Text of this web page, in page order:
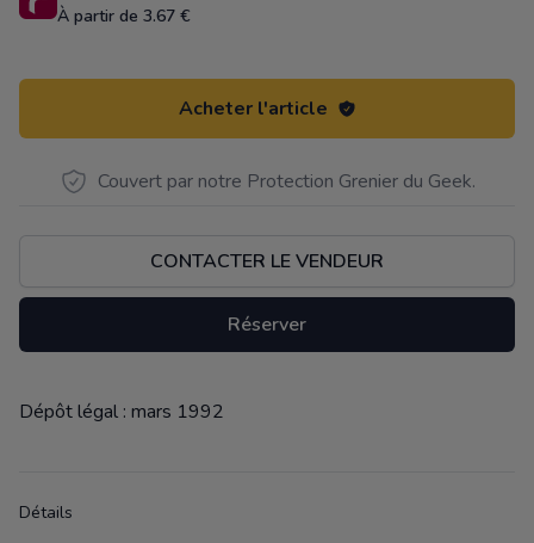
À partir de 3.67 €
Acheter l'article
Couvert par notre Protection Grenier du Geek.
CONTACTER LE VENDEUR
Réserver
Description
Dépôt légal : mars 1992
Détails